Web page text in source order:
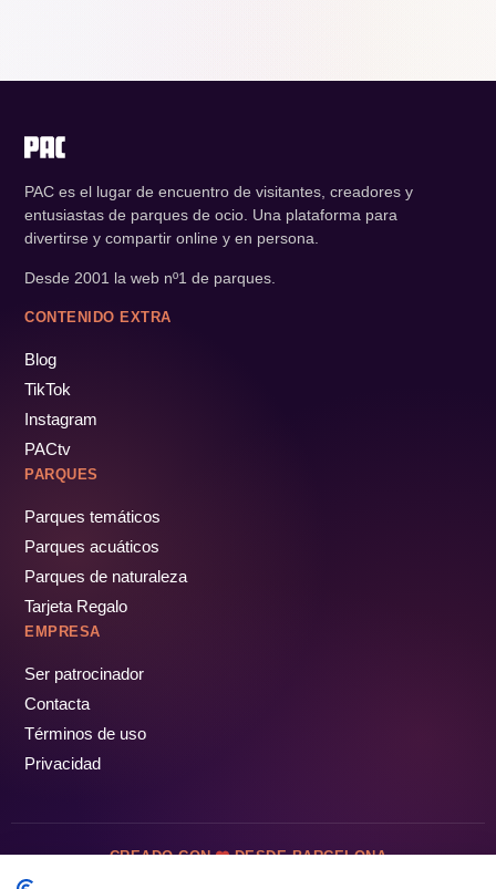
PAC es el lugar de encuentro de visitantes, creadores y
entusiastas de parques de ocio. Una plataforma para
divertirse y compartir online y en persona.
Desde 2001 la web nº1 de parques.
CONTENIDO EXTRA
Blog
TikTok
Instagram
PACtv
PARQUES
Parques temáticos
Parques acuáticos
Parques de naturaleza
Tarjeta Regalo
EMPRESA
Ser patrocinador
Contacta
Términos de uso
Privacidad
CREADO CON DESDE BARCELONA